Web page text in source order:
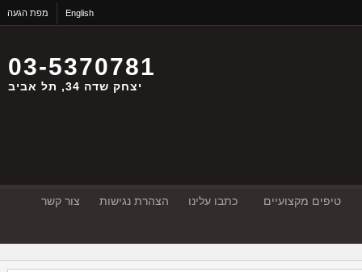
English מפת הגעה
03-5370781
יצחק שדה 34, תל אביב
טיפים מקצועיים כתבו עלינו הצהרת נגישות צור קשר